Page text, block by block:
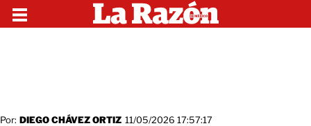
Por: DIEGO CHÁVEZ ORTIZ 11/05/2026 17:57:17